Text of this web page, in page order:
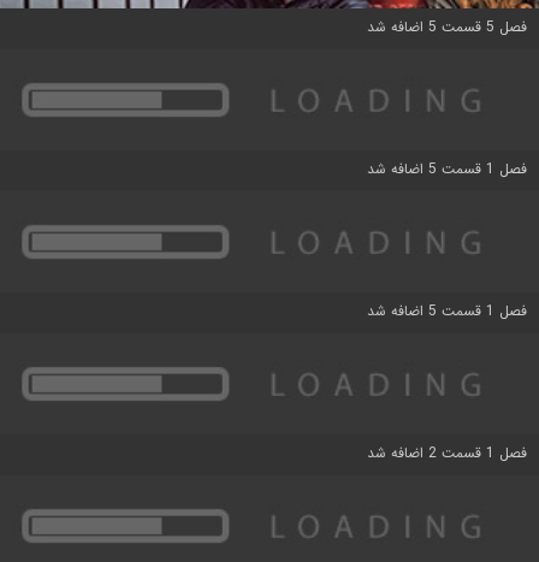
فصل 5 قسمت 5 اضافه شد
فصل 1 قسمت 5 اضافه شد
فصل 1 قسمت 5 اضافه شد
فصل 1 قسمت 2 اضافه شد